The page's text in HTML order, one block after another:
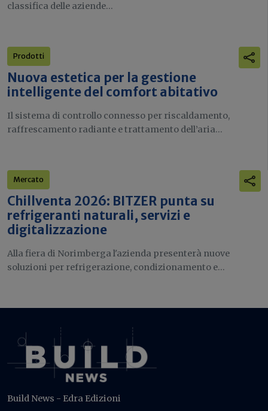
classifica delle aziende...
Prodotti
Nuova estetica per la gestione
intelligente del comfort abitativo
Il sistema di controllo connesso per riscaldamento,
raffrescamento radiante e trattamento dell’aria...
Mercato
Chillventa 2026: BITZER punta su
refrigeranti naturali, servizi e
digitalizzazione
Alla fiera di Norimberga l'azienda presenterà nuove
soluzioni per refrigerazione, condizionamento e...
Build News - Edra Edizioni